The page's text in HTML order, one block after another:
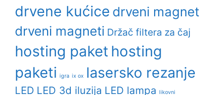
drvene kućice drveni magnet
drveni magneti Držač filtera za čaj
hosting paket hosting
paketi igra ix ox lasersko rezanje
LED LED 3d iluzija LED lampa likovni